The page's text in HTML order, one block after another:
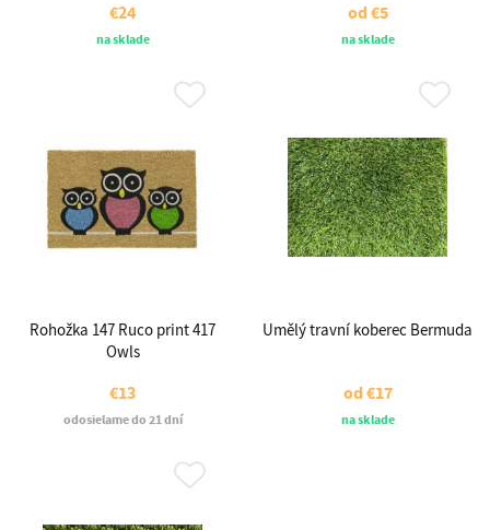
€24
na sklade
od€5
na sklade
Rohožka 147 Ruco print 417
Owls
€13
odosielame do 21 dní
Umělý travní koberec Bermuda
od€17
na sklade